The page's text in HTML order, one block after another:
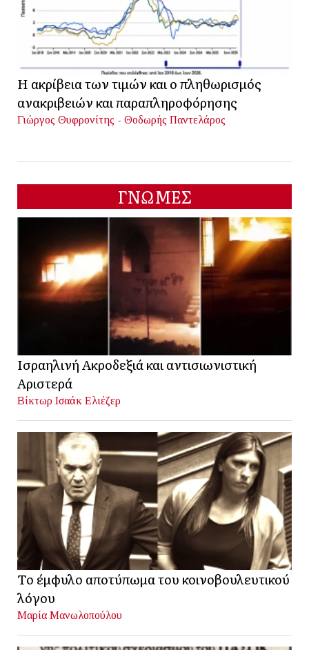
Η ακρίβεια των τιμών και ο πληθωρισμός
ανακριβειών και παραπληροφόρησης
Γιώργος Θυφρονίτης - Θοδωρής Παντελάρος
ΓΝΩΜΕΣ
Ισραηλινή Ακροδεξιά και αντισιωνιστική
Αριστερά
Βίκτωρ Ισαάκ Ελιέζερ
Το έμφυλο αποτύπωμα του κοινοβουλευτικού
λόγου
Μαρία Μανωλοπούλου